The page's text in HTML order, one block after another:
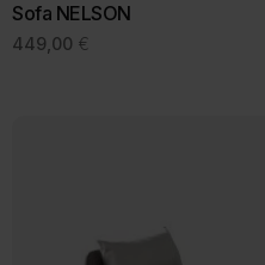
Sofa NELSON
449,00 €